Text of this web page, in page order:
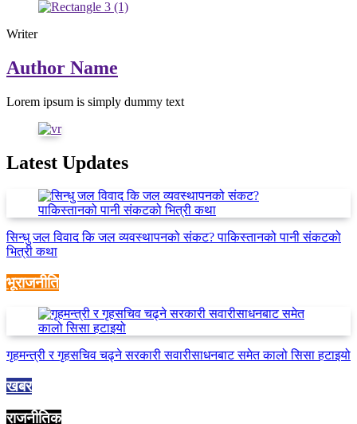
Writer
Author Name
Lorem ipsum is simply dummy text
Latest Updates
सिन्धु जल विवाद कि जल व्यवस्थापनको संकट? पाकिस्तानको पानी संकटको
भित्री कथा
भूराजनीति
गृहमन्त्री र गृहसचिव चढ्ने सरकारी सवारीसाधनबाट समेत कालो सिसा हटाइयो
खबर
राजनीतिक